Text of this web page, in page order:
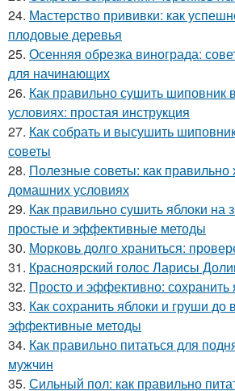
24. Мастерство прививки: как
плодовые деревья
25. Осенняя обрезка винограда:
для начинающих
26. Как правильно сушить шиповник
условиях: простая инструкция
27. Как собрать и высушить
советы
28. Полезные советы: как правильно
домашних условиях
29. Как правильно сушить яблоки на
простые и эффективные методы
30. Морковь долго храниться:
31. Красноярский голос Ларисы
32. Просто и эффективно: сохранить
33. Как сохранить яблоки и груши до
эффективные методы
34. Как правильно питаться для
мужчин
35. Сильный пол: как правильно